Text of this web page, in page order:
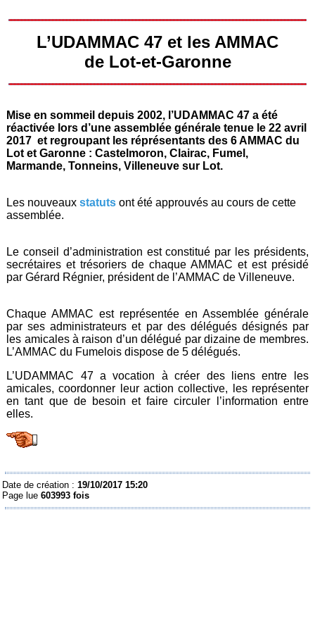
L’UDAMMAC 47 et les AMMAC
de Lot-et-Garonne
Mise en sommeil depuis 2002, l’UDAMMAC 47 a été
réactivée lors d’une assemblée générale tenue le 22 avril
2017 et regroupant les réprésentants des 6 AMMAC du
Lot et Garonne : Castelmoron, Clairac, Fumel,
Marmande, Tonneins, Villeneuve sur Lot.
Les nouveauxstatuts ont été approuvés au cours de cette
assemblée.
Le conseil d’administration est constitué par les présidents,
secrétaires et trésoriers de chaque AMMAC et est présidé
par Gérard Régnier, président de l’AMMAC de Villeneuve.
Chaque AMMAC est représentée en Assemblée générale
par ses administrateurs et par des délégués désignés par
les amicales à raison d’un délégué par dizaine de membres.
L’AMMAC du Fumelois dispose de 5 délégués.
L’UDAMMAC 47 a vocation à créer des liens entre les
amicales, coordonner leur action collective, les représenter
en tant que de besoin et faire circuler l’information entre
elles.
Date de création :19/10/2017 15:20
Page lue603993 fois